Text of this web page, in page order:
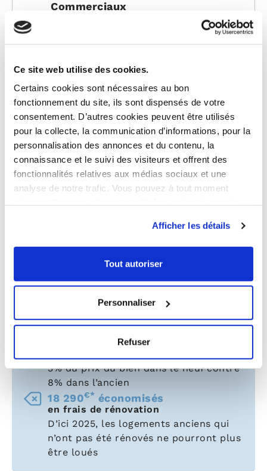
Ce site web utilise des cookies.
Certains cookies sont nécessaires au bon
fonctionnement du site, ils sont dispensés de votre
consentement. D’autres cookies peuvent être utilisés
pour la collecte, la communication d’informations, pour la
personnalisation des annonces et du contenu, la
connaissance et le suivi des visiteurs et offrent des
fonctionnalités relatives aux médias sociaux et une
analyse de notre trafic. Vous pouvez à tout moment
Afficher les détails
Tout autoriser
Personnaliser
Refuser
Commerciaux
au réel
CALCULER MA RENTABILITÉ
Les autresavantagesde cet
investissement en LMNP dans le
neuf
réaliser des économies
économisés
3% du prix du bien dans le neuf contre
8% dans l’ancien
18 290€* économisés
en frais de rénovation
D’ici 2025, les logements anciens qui
n’ont pas été rénovés ne pourront plus
être loués